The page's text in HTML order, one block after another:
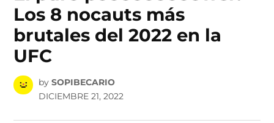
Los 8 nocauts más
brutales del 2022 en la
UFC
by SOPIBECARIO
DICIEMBRE 21, 2022